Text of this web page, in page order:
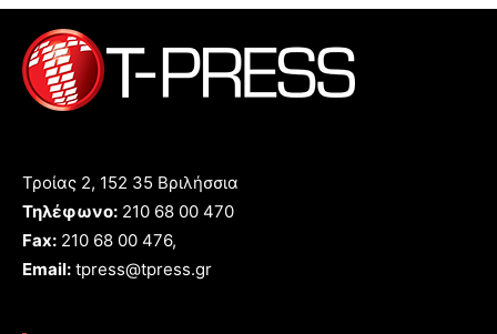
Τροίας 2, 152 35 Βριλήσσια
Τηλέφωνο: 210 68 00 470
Fax: 210 68 00 476,
Email: tpress@tpress.gr